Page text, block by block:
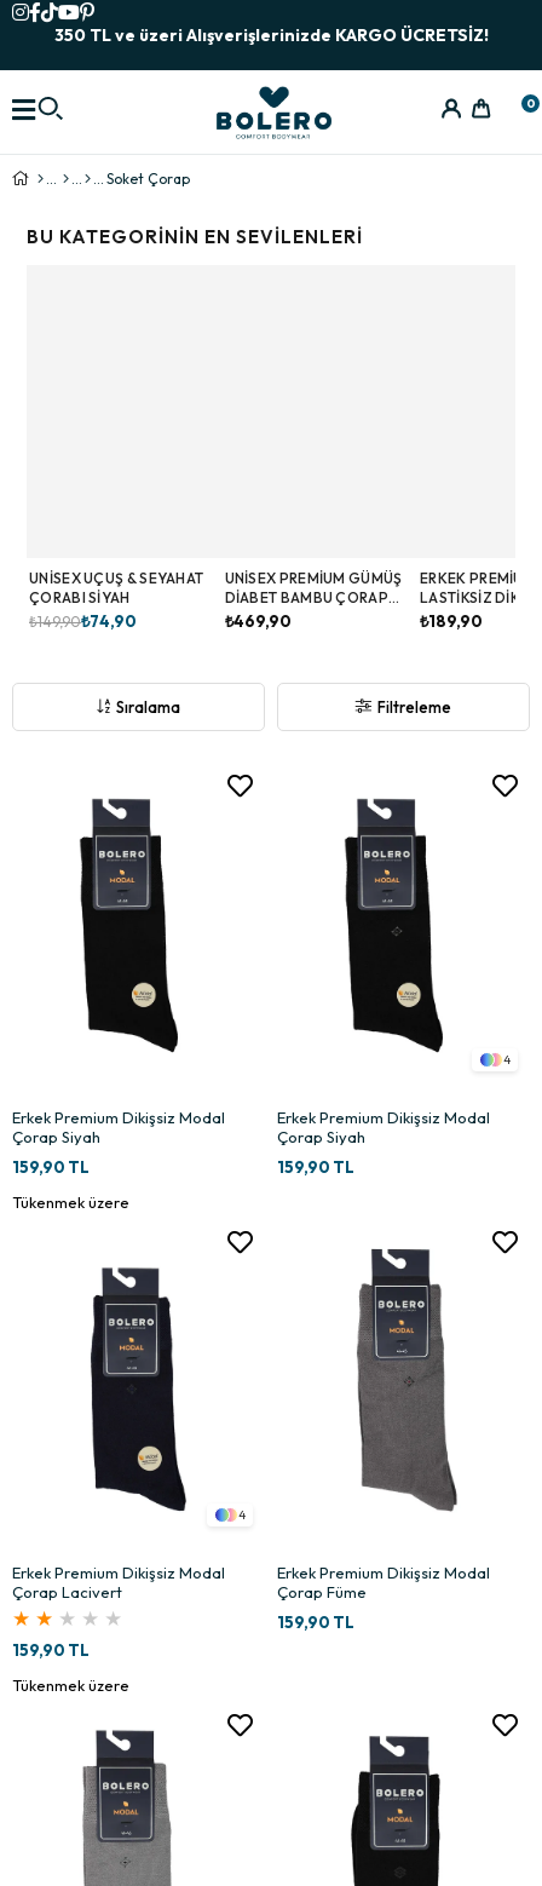
350 TL ve üzeri Alışverişlerinizde KARGO ÜCRETSİZ!
0
Soket Çorap
BU KATEGORININ EN SEVILENLERI
UNISEX UÇUŞ & SEYAHAT
ÇORABI SIYAH
₺149,90₺74,90
UNISEX PREMIUM GÜMÜŞ
DIABET BAMBU ÇORAP
SIYAH
₺469,90
ERKEK PREMIUM
LASTIKSIZ
BAMBU ÇORAP
₺189,90
Filtreleme
Sıralama
Erkek Premium Dikişsiz Modal
Çorap Siyah
159,90 TL
Tükenmek üzere
4
Erkek Premium Dikişsiz Modal
Çorap Siyah
159,90 TL
4
Erkek Premium Dikişsiz Modal
Çorap Lacivert
★ ★ ★ ★ ★
159,90 TL
Tükenmek üzere
Erkek Premium Dikişsiz Modal
Çorap Füme
159,90 TL